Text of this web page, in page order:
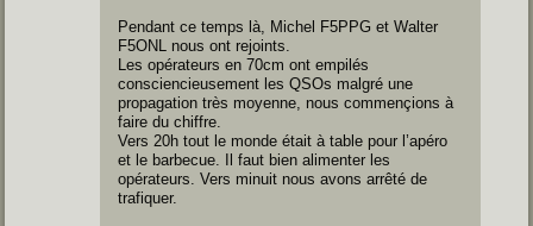
Pendant ce temps là, Michel F5PPG et Walter
F5ONL nous ont rejoints.
Les opérateurs en 70cm ont empilés
consciencieusement les QSOs malgré une
propagation très moyenne, nous commençions à
faire du chiffre.
Vers 20h tout le monde était à table pour l’apéro
et le barbecue. Il faut bien alimenter les
opérateurs. Vers minuit nous avons arrêté de
trafiquer.